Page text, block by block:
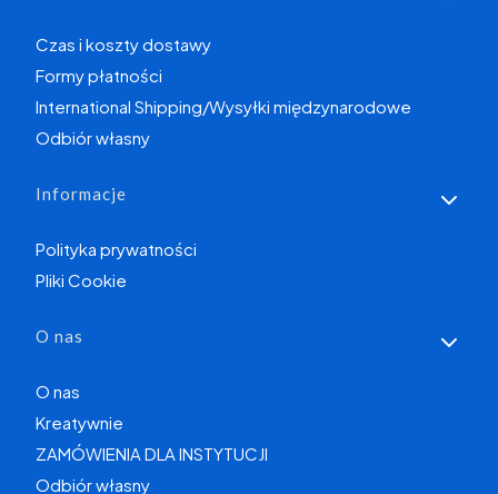
Czas i koszty dostawy
Formy płatności
International Shipping/Wysyłki międzynarodowe
Odbiór własny
Informacje
Polityka prywatności
Pliki Cookie
O nas
O nas
Kreatywnie
ZAMÓWIENIA DLA INSTYTUCJI
Odbiór własny